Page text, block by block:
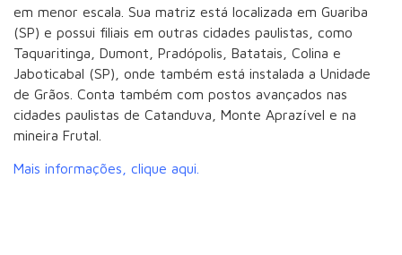
em menor escala. Sua matriz está localizada em Guariba
(SP) e possui filiais em outras cidades paulistas, como
Taquaritinga, Dumont, Pradópolis, Batatais, Colina e
Jaboticabal (SP), onde também está instalada a Unidade
de Grãos. Conta também com postos avançados nas
cidades paulistas de Catanduva, Monte Aprazível e na
mineira Frutal.
Mais informações, clique aqui.